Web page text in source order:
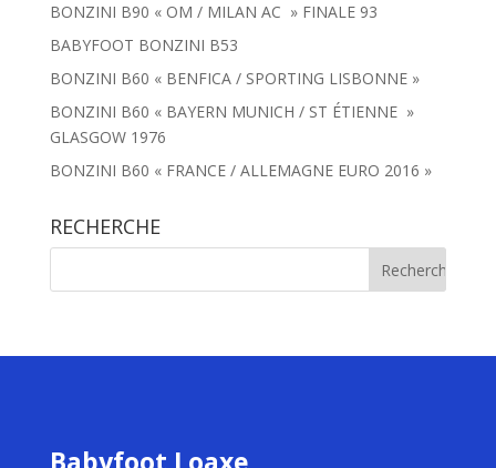
BONZINI B90 « OM / MILAN AC » FINALE 93
BABYFOOT BONZINI B53
BONZINI B60 « BENFICA / SPORTING LISBONNE »
BONZINI B60 « BAYERN MUNICH / ST ÉTIENNE »
GLASGOW 1976
BONZINI B60 « FRANCE / ALLEMAGNE EURO 2016 »
RECHERCHE